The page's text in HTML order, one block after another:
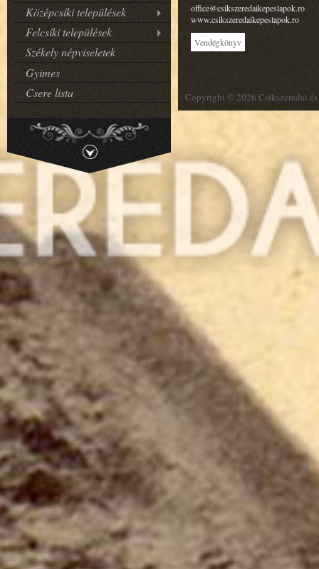
Középcsíki települések
Felcsíki települések
Székely népviseletek
Gyimes
Csere lista
office@csikszeredaikepeslapok.ro
www.csikszeredaikepeslapok.ro
Vendégkönyv
Copyright © 2026 Csíkszeredai